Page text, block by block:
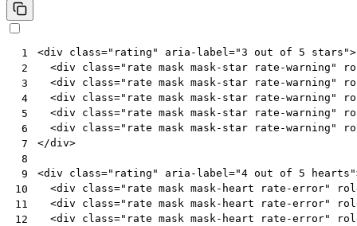
1
2
3
4
5
6
7
8
9
10
11
12
<div class="rating" aria-label="3 out of 5 stars">
<div class="rate mask mask-star rate-warning"
<div class="rate mask mask-star rate-warning"
<div class="rate mask mask-star rate-warning"
<div class="rate mask mask-star rate-warning"
<div class="rate mask mask-star rate-warning"
</div>
<div class="rating" aria-label="4 out of 5 hearts"
<div class="rate mask mask-heart rate-error"
<div class="rate mask mask-heart rate-error"
<div class="rate mask mask-heart rate-error"